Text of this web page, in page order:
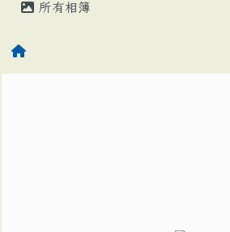
所有相簿